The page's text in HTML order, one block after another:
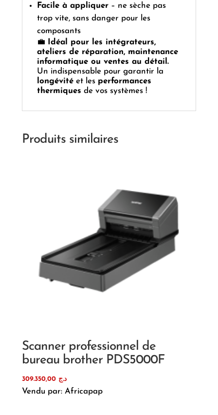
Facile à appliquer– ne sèche pas
trop vite, sans danger pour les
composants
💼
Idéal pour les intégrateurs,
ateliers de réparation, maintenance
informatique ou ventes au détail.
Un indispensable pour garantir la
longévitéet les performances
thermiques de vos systèmes !
Produits similaires
Scanner professionnel de
bureau brother PDS5000F
د.ج 309.350,00
Vendu par: Africapap